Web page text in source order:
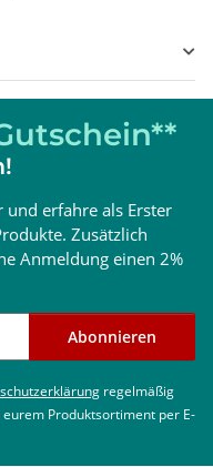
erfahre als Erster
Zusätzlich
Anmeldung einen 2%
Abonnieren
regelmäßig
Produktsortiment per E-